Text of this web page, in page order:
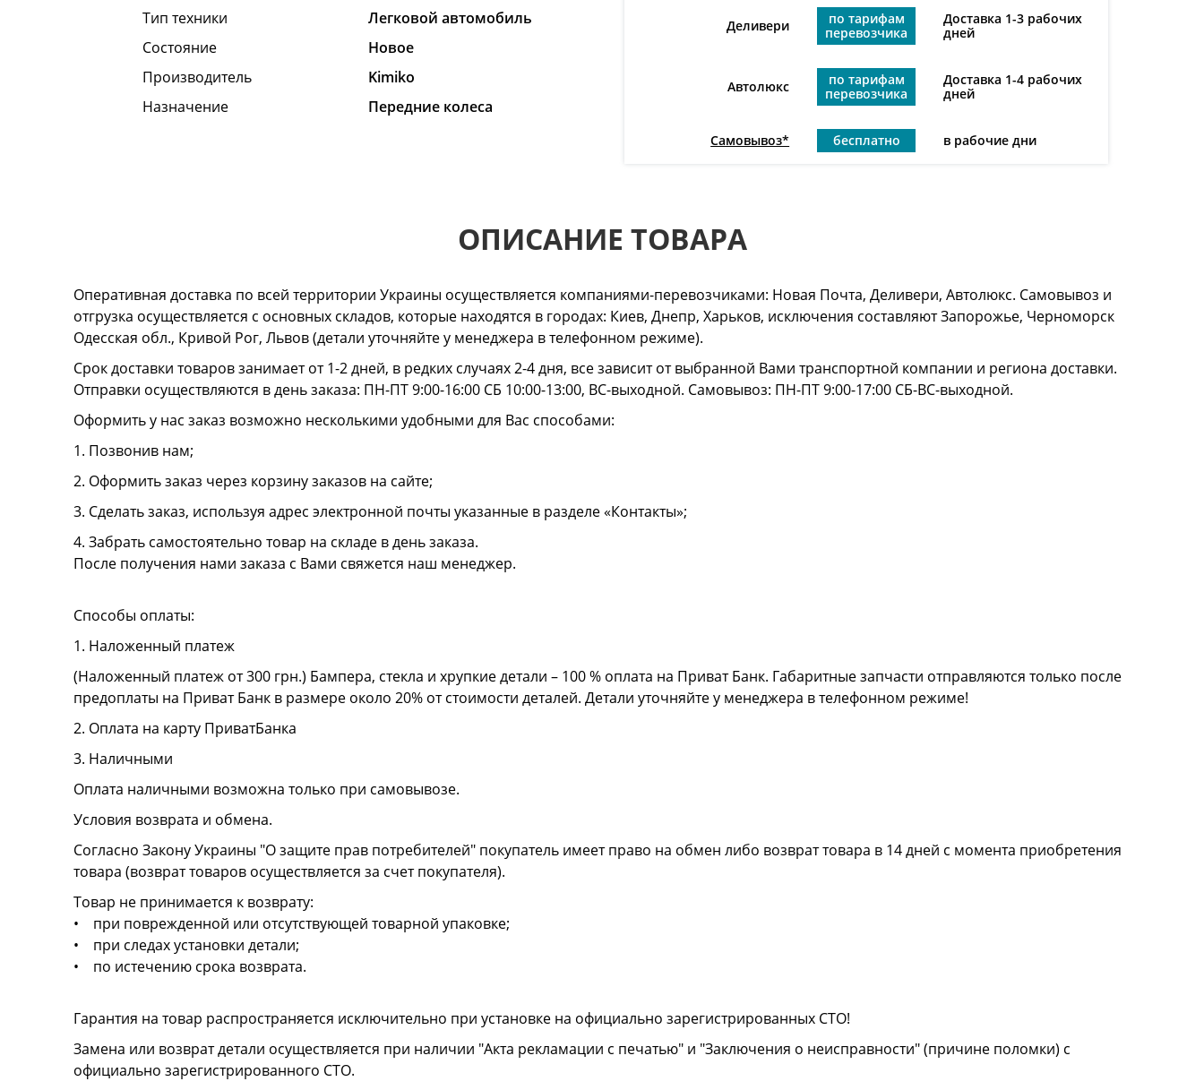
Тип техники
Легковой автомобиль
Состояние
Hовое
Производитель
Kimiko
Назначение
Передние колеса
Деливери
по тарифам
перевозчика
Доставка 1-3 рабочих
дней
Автолюкс
по тарифам
перевозчика
Доставка 1-4 рабочих
дней
Самовывоз* бесплатно в рабочие дни
ОПИСАНИЕ ТОВАРА
Оперативная доставка по всей территории Украины осуществляется компаниями-перевозчиками: Новая Почта, Деливери, Автолюкс. Самовывоз и
отгрузка осуществляется с основных складов, которые находятся в городах: Киев, Днепр, Харьков, исключения составляют Запорожье, Черноморск
Одесская обл., Кривой Рог, Львов (детали уточняйте у менеджера в телефонном режиме).
Срок доставки товаров занимает от 1-2 дней, в редких случаях 2-4 дня, все зависит от выбранной Вами транспортной компании и региона доставки.
Отправки осуществляются в день заказа: ПН-ПТ 9:00-16:00 СБ 10:00-13:00, ВС-выходной. Самовывоз: ПН-ПТ 9:00-17:00 СБ-ВС-выходной.
Оформить у нас заказ возможно несколькими удобными для Вас способами:
1. Позвонив нам;
2. Оформить заказ через корзину заказов на сайте;
3. Сделать заказ, используя адрес электронной почты указанные в разделе «Контакты»;
4. Забрать самостоятельно товар на складе в день заказа.
После получения нами заказа с Вами свяжется наш менеджер.
Способы оплаты:
1. Наложенный платеж
(Наложенный платеж от 300 грн.) Бампера, стекла и хрупкие детали – 100 % оплата на Приват Банк. Габаритные запчасти отправляются только после
предоплаты на Приват Банк в размере около 20% от стоимости деталей. Детали уточняйте у менеджера в телефонном режиме!
2. Оплата на карту ПриватБанка
3. Наличными
Оплата наличными возможна только при самовывозе.
Условия возврата и обмена.
Согласно Закону Украины "О защите прав потребителей" покупатель имеет право на обмен либо возврат товара в 14 дней с момента приобретения
товара (возврат товаров осуществляется за счет покупателя).
Товар не принимается к возврату:
• при поврежденной или отсутствующей товарной упаковке;
• при следах установки детали;
• по истечению срока возврата.
Гарантия на товар распространяется исключительно при установке на официально зарегистрированных СТО!
Замена или возврат детали осуществляется при наличии "Акта рекламации с печатью" и "Заключения о неисправности" (причине поломки) с
официально зарегистрированного СТО.